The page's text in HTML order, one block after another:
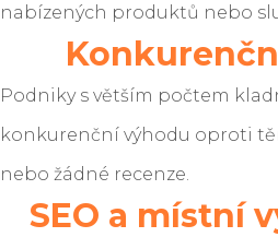
nabízených produktů nebo
Podniky s větším počtem
konkurenční výhodu oproti
nebo žádné recenze.
SEO a místní